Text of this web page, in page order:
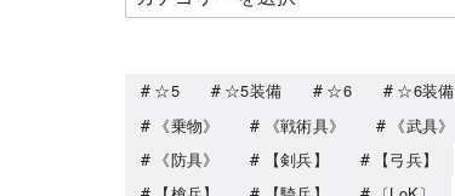
☆5 ☆5装備 ☆6
☆6装備
《乗物》
《戦術具》
《武具》
《防具》
【剣兵】
【弓兵】